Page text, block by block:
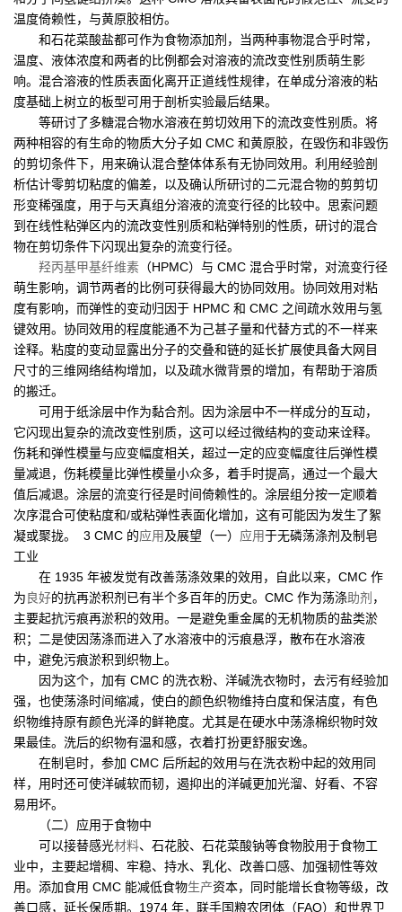
温度倚赖性，与黄原胶相仿。
和石花菜酸盐都可作为食物添加剂，当两种事物混合乎时常，
温度、液体浓度和两者的比例都会对溶液的流改变性别质萌生影
响。混合溶液的性质表面化离开正道线性规律，在单成分溶液的粘
度基础上树立的板型可用于剖析实验最后结果。
等研讨了多糖混合物水溶液在剪切效用下的流改变性别质。将
两种相容的有生命的物质大分子如 CMC 和黄原胶，在毁伤和非毁伤
的剪切条件下，用来确认混合整体体系有无协同效用。利用经验剖
析估计零剪切粘度的偏差，以及确认所研讨的二元混合物的剪剪切
形变稀强度，用于与天真组分溶液的流变行径的比较中。思索问题
到在线性粘弹区内的流改变性别质和粘弹特别的性质，研讨的混合
物在剪切条件下闪现出复杂的流变行径。
羟丙基甲基纤维素 （HPMC）与 CMC 混合乎时常，对流变行径
萌生影响，调节两者的比例可获得最大的协同效用。协同效用对粘
度有影响，而弹性的变动归因于 HPMC 和 CMC 之间疏水效用与氢
键效用。协同效用的程度能通不为己甚子量和代替方式的不一样来
诠释。粘度的变动显露出分子的交叠和链的延长扩展使具备大网目
尺寸的三维网络结构增加，以及疏水微背景的增加，有帮助于溶质
的搬迁。
可用于纸涂层中作为黏合剂。因为涂层中不一样成分的互动，
它闪现出复杂的流改变性别质，这可以经过微结构的变动来诠释。
伤耗和弹性模量与应变幅度相关，超过一定的应变幅度往后弹性模
量减退，伤耗模量比弹性模量小众多，着手时提高，通过一个最大
值后减退。涂层的流变行径是时间倚赖性的。涂层组分按一定顺着
次序混合可使粘度和/或粘弹性表面化增加，这有可能因为发生了絮
凝或聚拢。 3 CMC 的应用及展望（一） 应用于无磷荡涤剂及制皂
工业
在 1935 年被发觉有改善荡涤效果的效用，自此以来，CMC 作
为良好的抗再淤积剂已有半个多百年的历史。CMC 作为荡涤助剂 ，
主要起抗污痕再淤积的效用。一是避免重金属的无机物质的盐类淤
积；二是使因荡涤而进入了水溶液中的污痕悬浮，散布在水溶液
中，避免污痕淤积到织物上。
因为这个，加有 CMC 的洗衣粉、洋碱洗衣物时，去污有经验加
强，也使荡涤时间缩减，使白的颜色织物维持白度和保洁度，有色
织物维持原有颜色光泽的鲜艳度。尤其是在硬水中荡涤棉织物时效
果最佳。洗后的织物有温和感，衣着打扮更舒服安逸。
在制皂时，参加 CMC 后所起的效用与在洗衣粉中起的效用同
样，用时还可使洋碱软而韧，遏抑出的洋碱更加光溜、好看、不容
易用坏。
（二）应用于食物中
可以接替感光材料、石花胶、石花菜酸钠等食物胶用于食物工
业中，主要起增稠、牢稳、持水、乳化、改善口感、加强韧性等效
用。添加食用 CMC 能减低食物生产资本，同时能增长食物等级，改
善口感，延长保质期。1974 年，联手国粮农团体（FAO）和世界卫